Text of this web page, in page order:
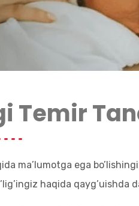
Temir
ega
haqida qayg’uishda